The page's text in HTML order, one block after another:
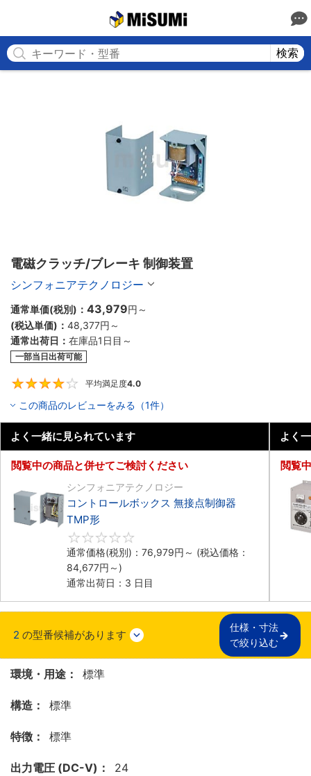
検索
電磁クラッチ/ブレーキ 制御装置
シンフォニアテクノロジー
通常単価(税別)： 43,979円 ～
(税込単価)： 48,377円 ～
通常出荷日： 在庫品1日目～
一部当日出荷可能
平均満足度4.0
この商品のレビューをみる（1件）
よく一緒に見られています
閲覧中の商品と併せてご検討ください
シンフォニアテクノロジー
コントロールボックス 無接点制御器
TMP形
通常価格(税別)： 76,979円 ～ (税込価格：
84,677円 ～)
通常出荷日：3 日目
よく
閲覧
2 の型番候補があります
仕様・寸法
で絞り込む
環境・用途： 標準
構造： 標準
特徴： 標準
出力電圧 (DC-V)： 24